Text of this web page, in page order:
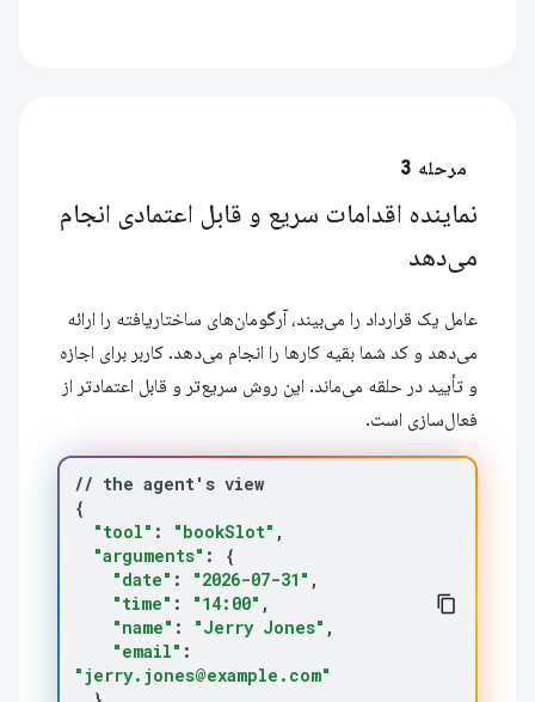
مرحله 3
نماینده اقدامات سریع و قابل اعتمادی انجام
می‌دهد
عامل یک قرارداد را می‌بیند، آرگومان‌های ساختاریافته را ارائه
می‌دهد و کد شما بقیه کارها را انجام می‌دهد. کاربر برای اجازه
و تأیید در حلقه می‌ماند. این روش سریع‌تر و قابل اعتمادتر از
فعال‌سازی است.
// the agent' s
{
"tool" : "bookSlot"
"arguments" :
{
"date" : "2026-07-31"
"time" : "14:00"
"name" : "Jerry Jones"
"email" :
"jerry.jones@example.com"